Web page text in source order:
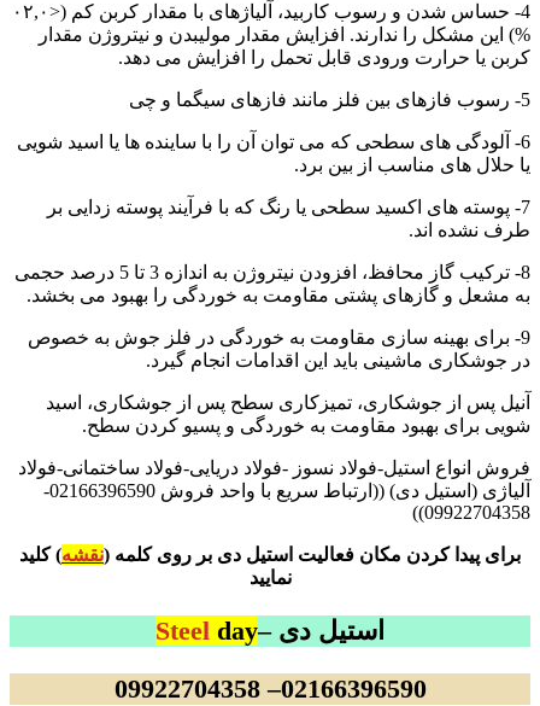
4- حساس شدن و رسوب کاربید، آلیاژهای با مقدار کربن کم (<۰۲,۰
%) این مشکل را ندارند. افزایش مقدار مولیبدن و نیتروژن مقدار
کربن یا حرارت ورودی قابل تحمل را افزایش می دهد.
5- رسوب فازهای بین فلز مانند فازهای سیگما و چی
6- آلودگی های سطحی که می توان آن را با ساینده ها یا اسید شویی
یا حلال های مناسب از بین برد.
7- پوسته های اکسید سطحی یا رنگ که با فرآیند پوسته زدایی بر
طرف نشده اند.
8- ترکیب گاز محافظ، افزودن نیتروژن به اندازه 3 تا 5 درصد حجمی
به مشعل و گازهای پشتی مقاومت به خوردگی را بهبود می بخشد.
9- برای بهینه سازی مقاومت به خوردگی در فلز جوش به خصوص
در جوشکاری ماشینی باید این اقدامات انجام گیرد.
آنیل پس از جوشکاری، تمیزکاری سطح پس از جوشکاری، اسید
شویی برای بهبود مقاومت به خوردگی و پسیو کردن سطح.
فروش انواع استیل-فولاد نسوز -فولاد دریایی-فولاد ساختمانی-فولاد
آلیاژی (استیل دی) ((ارتباط سریع با واحد فروش 02166396590-
09922704358))
برای پیدا کردن مکان فعالیت استیل دی بر روی کلمه (نقشه) کلید
نمایید
استیل دی – Steel day
02166396590– 09922704358